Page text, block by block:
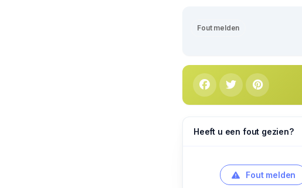
Fout melden
Heeft u een fout gezien?
Fout melden